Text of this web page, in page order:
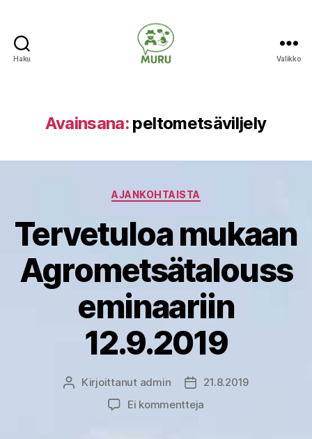
Haku Valikko
Avainsana: peltometsäviljely
Kategoriat
AJANKOHTAISTA
Tervetuloa mukaan
Agrometsätalouss
eminaariin
12.9.2019
Kirjoittaja
Kirjoittanut admin Julkaisupäivämäärä
21.8.2019
Ei kommentteja